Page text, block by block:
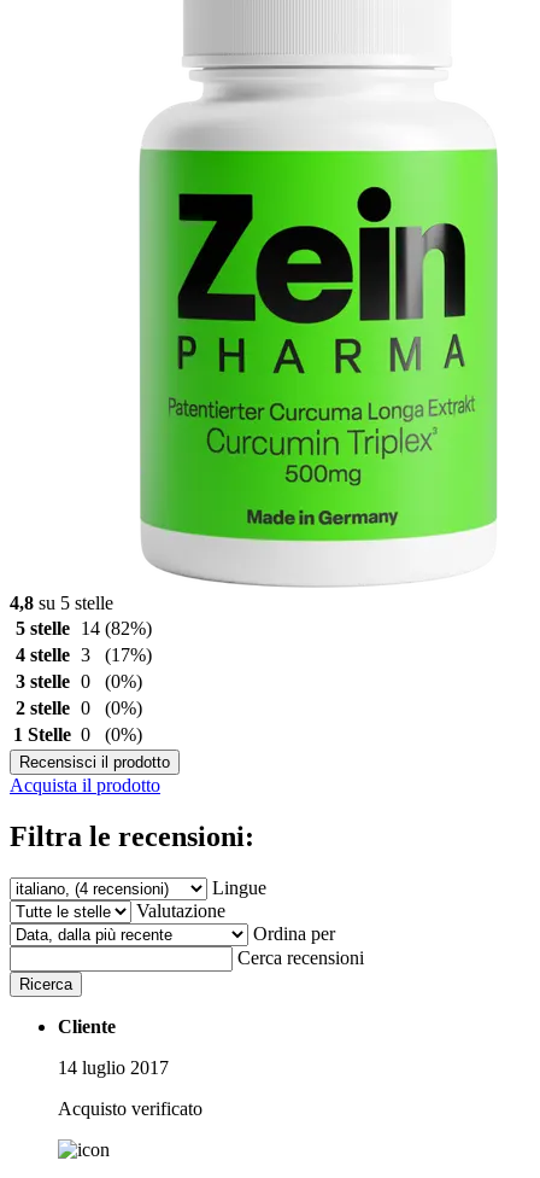
4,8 su 5 stelle
5 stelle
14 (82%)
4 stelle 3
(17%)
3 stelle 0
(0%)
2 stelle 0
(0%)
1 Stelle 0 (0%)
Recensisci il prodotto
Acquista il prodotto
Filtra le recensioni:
Lingue
Valutazione
Ordina per
Cerca recensioni
Ricerca
Cliente
14 luglio 2017
Acquisto verificato